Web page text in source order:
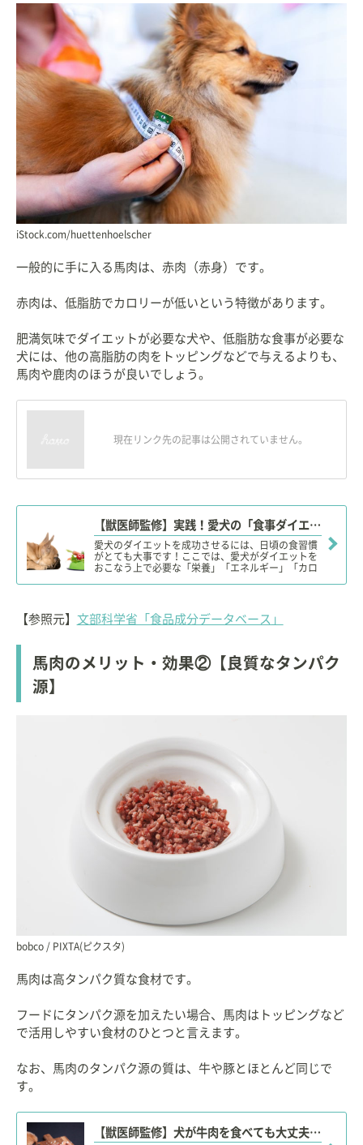
iStock.com/huettenhoelscher
一般的に手に入る馬肉は、赤肉（赤身）です。
赤肉は、低脂肪でカロリーが低いという特徴があります。
肥満気味でダイエットが必要な犬や、低脂肪な食事が必要な
犬には、他の高脂肪の肉をトッピングなどで与えるよりも、
馬肉や鹿肉のほうが良いでしょう。
現在リンク先の記事は公開されていません。
【獣医師監修】実践！愛犬の「食事ダイエット」具体的な対策や重要ポイント！
愛犬のダイエットを成功させるには、日頃の食習慣
がとても大事です！ここでは、愛犬がダイエットを
おこなう上で必要な「栄養」「エネルギー」「カロ
もご用意していますので、ぜひ、ご覧下さい！
【参照元】 文部科学省「食品成分データベース」
馬肉のメリット・効果②【良質なタンパク
源】
bobco / PIXTA(ピクスタ)
馬肉は高タンパク質な食材です。
フードにタンパク源を加えたい場合、馬肉はトッピングなど
で活用しやすい食材のひとつと言えます。
なお、馬肉のタンパク源の質は、牛や豚とほとんど同じで
す。
【獣医師監修】犬が牛肉を食べても大丈夫？生肉は焼く？与えて良い部位やアレルギー、下痢など注意点！